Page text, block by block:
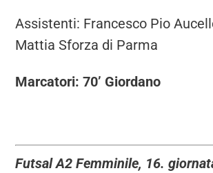
Assistenti: Francesco Pio
Mattia Sforza di Parma
Marcatori: 70’ Giordano
Futsal A2 Femminile, 16.